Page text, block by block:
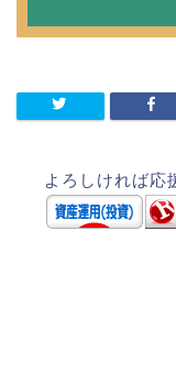
よろしければ応